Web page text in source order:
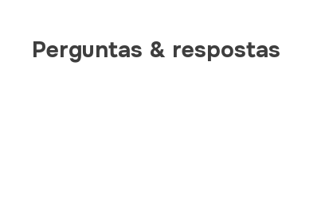
Perguntas & respostas